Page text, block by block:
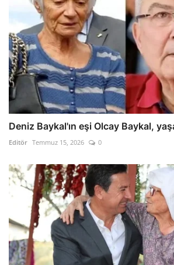
Deniz Baykal'ın eşi Olcay Baykal,
Editör Temmuz 15, 2026 0